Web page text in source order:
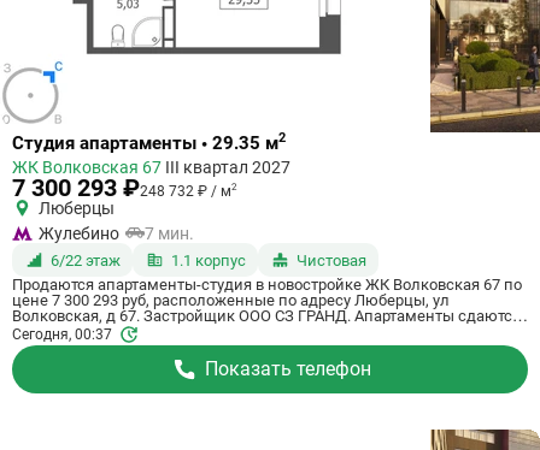
Ссылка
квартиру
Студия апартаменты • 29.35 м2
ЖК Волковская 67 III квартал 2027
7 300 293 ₽248 732 ₽ / м2
Люберцы
Жулебино
7 мин.
6/22 этаж 1.1 корпус
Чистовая
Продаются апартаменты-студия в новостройке ЖК Волковская 67 по
цене 7 300 293 руб, расположенные по адресу Люберцы, ул
Волковская, д 67. Застройщик ООО СЗ ГРАНД. Апартаменты сдаются
в 3 квартале 2027 года с чистовой отделкой, в 20 минутах на машине
от метро Некрасовка. Общая площадь апартаментов - 29.35 кв. м.
Этаж 6 из 21. ID апартаментов на СтройкиРУ 725203, сообщите его
когда будете звонить.
Сегодня, 00:37
Показать телефон